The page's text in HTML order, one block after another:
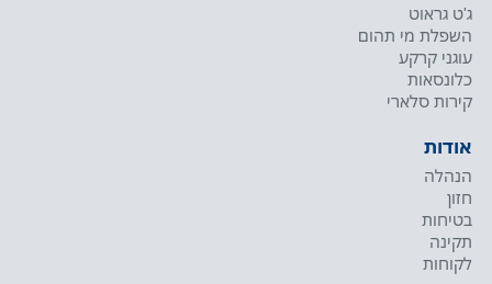
ג'ט גראוט
השפלת מי תהום
עוגני קרקע
כלונסאות
קירות סלארי
אודות
הנהלה
חזון
בטיחות
תקינה
לקוחות